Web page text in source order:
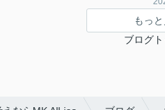
もっ
ブログ